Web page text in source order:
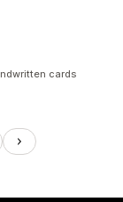
cards